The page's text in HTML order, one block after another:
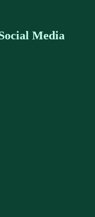
Media